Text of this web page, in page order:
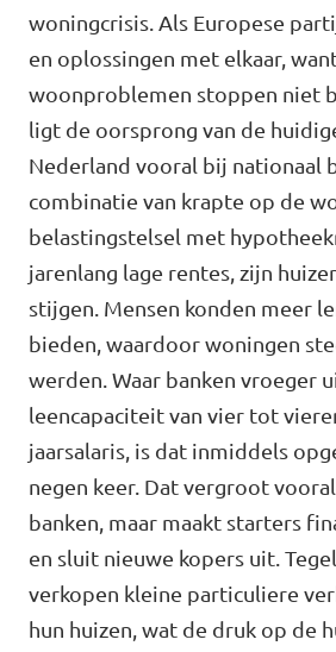
Volt Woerden
Volt Zeist
Doe mee!
woningcrisis. Als Europese
en oplossingen met elkaar,
woonproblemen stoppen niet
ligt de oorsprong van de
Nederland vooral bij nationaal
combinatie van krapte op de
belastingstelsel met
jarenlang lage rentes, zijn
stijgen. Mensen konden meer
bieden, waardoor woningen
werden. Waar banken vroeger
leencapaciteit van vier tot
jaarsalaris, is dat inmiddels
negen keer. Dat vergroot
banken, maar maakt starters
en sluit nieuwe kopers uit.
verkopen kleine particuliere
hun huizen, wat de druk op de